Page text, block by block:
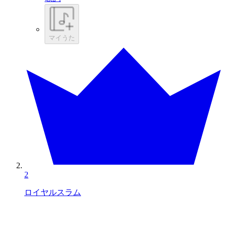
マイうた
2
ロイヤルスラム